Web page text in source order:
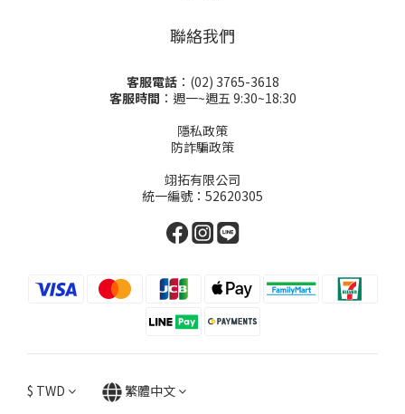
聯絡我們
客服電話：(02) 3765-3618
客服時間 ：週一~週五 9:30~18:30
隱私政策
防詐騙政策
翊拓有限公司
統一編號：52620305
$ TWD 繁體中文